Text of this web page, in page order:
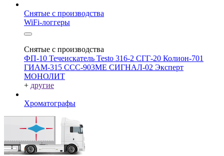
Снятые с производства
WiFi-логгеры
Снятые с производства
ФП-10 Течеискатель Testo 316-2 СГГ-20 Колион-701
ГИАМ-315 ССС-903МЕ СИГНАЛ-02 Эксперт
МОНОЛИТ
+ другие
Хроматографы